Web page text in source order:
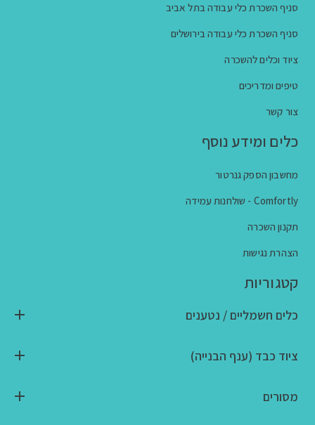
סניף השכרת כלי עבודה בתל אביב
סניף השכרת כלי עבודה בירושלים
ציוד וכלים להשכרה
טיפים ומדריכים
צור קשר
כלים ומידע נוסף
מחשבון הספק גנרטור
Comfortly - שולחנות עמידה
תקנון השכרה
הצהרת נגישות
קטגוריות
כלים חשמליים / נטענים
ציוד כבד (ענף הבנייה)
מסורים